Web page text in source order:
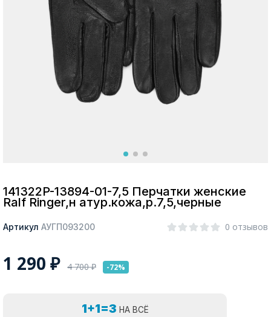
Москва
141322P-13894-01-7,5 Перчатки женские
Ralf Ringer,н атур.кожа,р.7,5,черные
Артикул АУГП093200 0 отзывов
1 290 ₽ 4 700₽ -72%
1+1=3 НА ВСЁ